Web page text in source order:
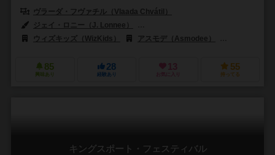
ヴラーダ・フヴァチル（Vlaada Chvátil）
ジェイ・ロニー（J. Lonnee）
ウィズキッズ（WizKids）
アスモデ（Asmodee）
85
興味あり
28
経験あり
13
お気に入り
55
持ってる
キングスポート・フェスティバル